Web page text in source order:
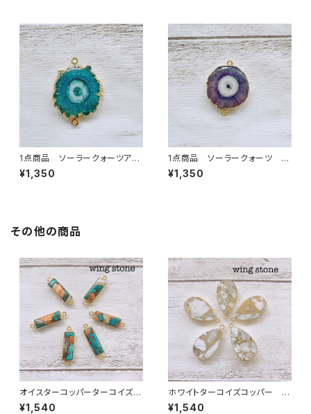
1点商品 ソーラークォーツアク
ア 2カン ⑨
¥1,350
1点商品 ソーラークォーツ グ
レージュパープル 2カン
¥1,350
その他の商品
オイスターコッパーターコイズ
2カン バータイプ
¥1,540
ホワイトターコイズコッパー 雫
型 1カン
¥1,540